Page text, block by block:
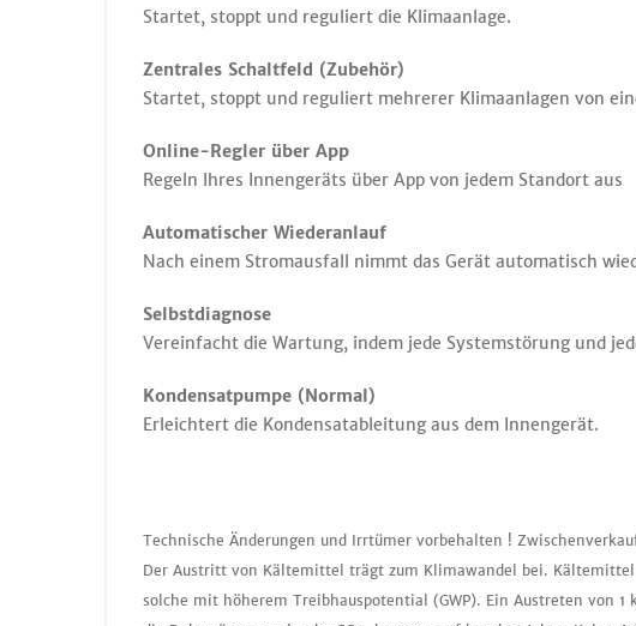
Startet, stoppt und reguliert die Klimaanlage.
Zentrales Schaltfeld (Zubehör)
Startet, stoppt und reguliert mehrerer Klimaanlagen von
Online-Regler über App
Regeln Ihres Innengeräts über App von jedem Standort aus
Automatischer Wiederanlauf
Nach einem Stromausfall nimmt das Gerät automatisch
Selbstdiagnose
Vereinfacht die Wartung, indem jede Systemstörung und
Kondensatpumpe (Normal)
Erleichtert die Kondensatableitung aus dem Innengerät.
Technische Änderungen und Irrtümer vorbehalten !
Der Austritt von Kältemittel trägt zum Klimawandel bei.
solche mit höherem Treibhauspotential (GWP). Ein Austreten von